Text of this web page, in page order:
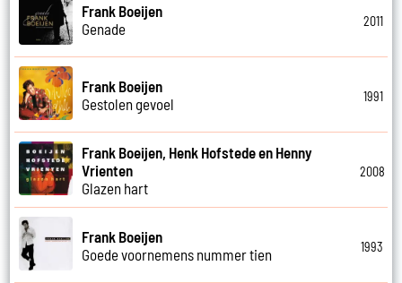
Frank Boeijen
Genade
2011
Frank Boeijen
Gestolen gevoel
1991
Frank Boeijen, Henk Hofstede en Henny
Vrienten
Glazen hart
2008
Frank Boeijen
Goede voornemens nummer tien
1993